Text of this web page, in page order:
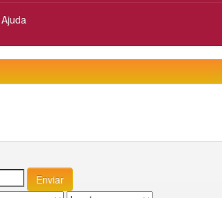
Ajuda